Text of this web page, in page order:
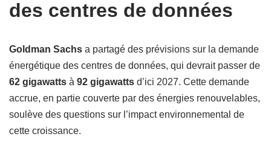
des centres de données
Goldman Sachs a partagé des prévisions sur la demande
énergétique des centres de données, qui devrait passer de
62 gigawatts à 92 gigawatts d’ici 2027. Cette demande
accrue, en partie couverte par des énergies renouvelables,
soulève des questions sur l’impact environnemental de
cette croissance.